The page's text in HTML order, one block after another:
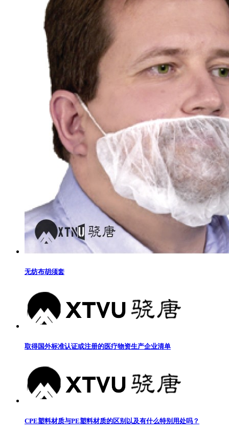
无纺布胡须套
取得国外标准认证或注册的医疗物资生产企业清单
CPE塑料材质与PE塑料材质的区别以及有什么特别用处吗？